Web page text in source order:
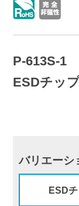
P-613S-1
ESDチッ
バリエーシ
ESD